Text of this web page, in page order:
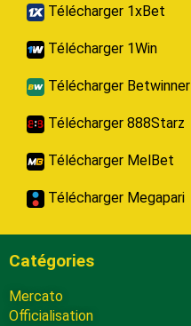
Télécharger 1xBet
Télécharger 1Win
Télécharger Betwinner
Télécharger 888Starz
Télécharger MelBet
Télécharger Megapari
Catégories
Mercato
Officialisation